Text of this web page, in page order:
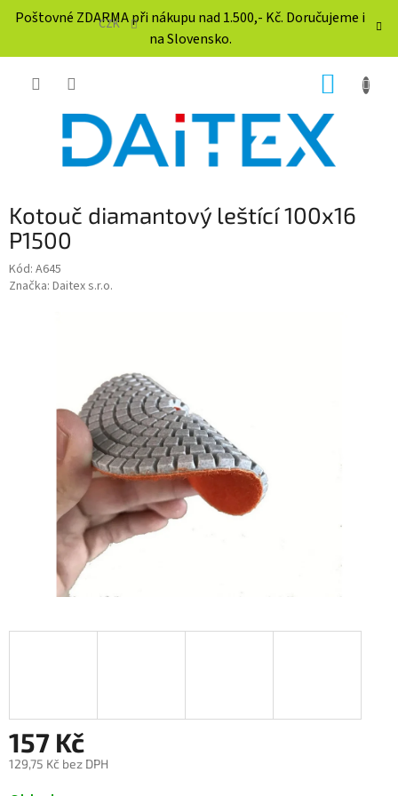
Poštovné ZDARMA při nákupu nad 1.500,- Kč. Doručujeme i
na Slovensko.
CZK
Kotouč diamantový leštící 100x16
P1500
Kód: A645
Značka: Daitex s.r.o.
157 Kč
129,75 Kč bez DPH